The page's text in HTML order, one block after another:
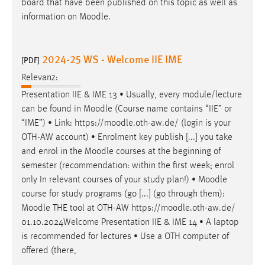
board that have been published on this topic as well as
information on Moodle.
[PDF] 2024-25 WS - Welcome IIE IME
Relevanz:
Presentation IIE & IME 13 • Usually, every module/lecture
can be found in Moodle (Course name contains “IIE” or
“IME”) • Link: https://moodle.oth-aw.de/ (login is your
OTH-AW account) • Enrolment key publish [...] you take
and enrol in the Moodle courses at the beginning of
semester (recommendation: within the first week; enrol
only In relevant courses of your study plan!) • Moodle
course for study programs (go [...] (go through them):
Moodle THE tool at OTH-AW https://moodle.oth-aw.de/
01.10.2024Welcome Presentation IIE & IME 14 • A laptop
is recommended for lectures • Use a OTH computer of
offered (there,